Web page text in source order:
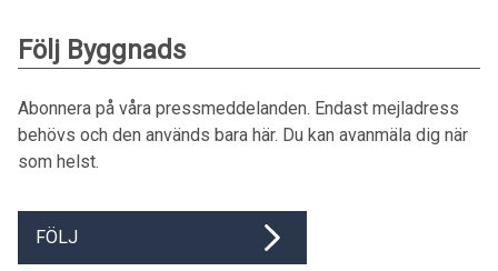
Följ Byggnads
Abonnera på våra pressmeddelanden. Endast mejladress
behövs och den används bara här. Du kan avanmäla dig när
som helst.
FÖLJ